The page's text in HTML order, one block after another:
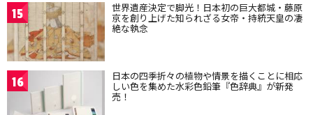
15 世界遺産決定で脚光！日本初の巨大都城・藤原
京を創り上げた知られざる女帝・持統天皇の凄
絶な執念
16 日本の四季折々の植物や情景を描くことに相応
しい色を集めた水彩色鉛筆『色辞典』が新発
売！